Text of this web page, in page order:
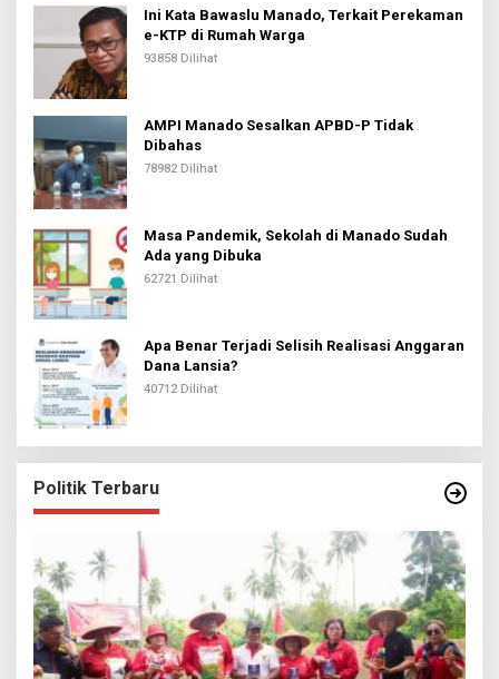
Ini Kata Bawaslu Manado, Terkait Perekaman
e-KTP di Rumah Warga
93858 Dilihat
AMPI Manado Sesalkan APBD-P Tidak
Dibahas
78982 Dilihat
Masa Pandemik, Sekolah di Manado Sudah
Ada yang Dibuka
62721 Dilihat
Apa Benar Terjadi Selisih Realisasi Anggaran
Dana Lansia?
40712 Dilihat
Politik Terbaru